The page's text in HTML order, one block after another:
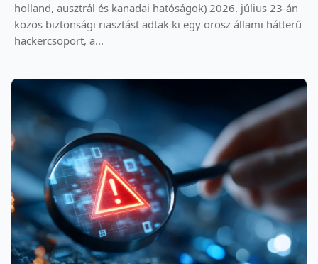
holland, ausztrál és kanadai hatóságok) 2026. július 23-án
közös biztonsági riasztást adtak ki egy orosz állami hátterű
hackercsoport, a...